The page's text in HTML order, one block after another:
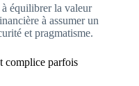
équilibrer la valeur
à assumer un
et pragmatisme.
complice parfois